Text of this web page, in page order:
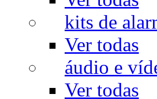
kits de
Ver todas
áudio e
Ver todas